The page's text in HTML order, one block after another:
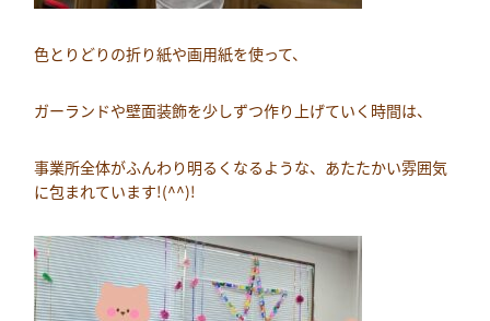
色とりどりの折り紙や画用紙を使って、
ガーランドや壁面装飾を少しずつ作り上げていく時間は、
事業所全体がふんわり明るくなるような、あたたかい雰囲気
に包まれています!(^^)!